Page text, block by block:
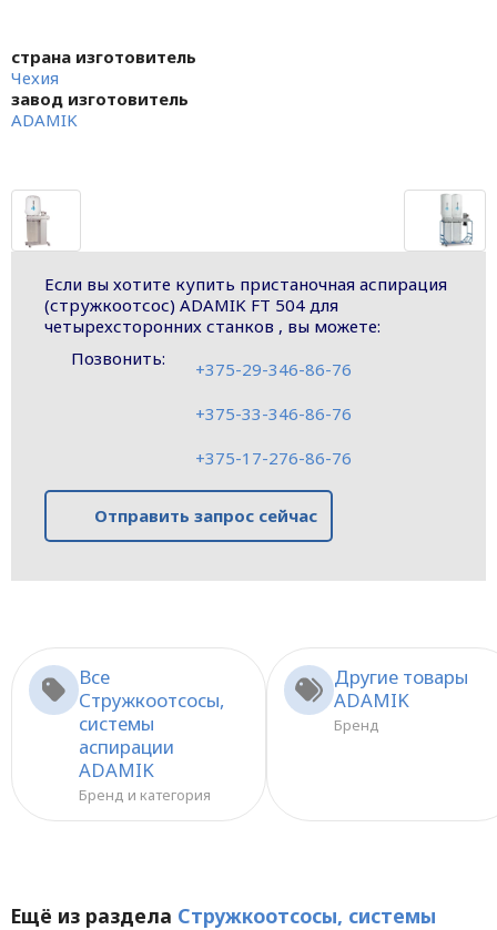
страна изготовитель
Чехия
завод изготовитель
ADAMIK
Если вы хотите купить пристаночная аспирация
(стружкоотсос) ADAMIK FT 504 для
четырехсторонних станков , вы можете:
Позвонить:
+375-29-346-86-76
+375-33-346-86-76
+375-17-276-86-76
Отправить запрос сейчас
Все
Стружкоотсосы,
системы
аспирации
ADAMIK
Бренд и категория
Другие товары
ADAMIK
Бренд
Ещё из раздела Стружкоотсосы, системы